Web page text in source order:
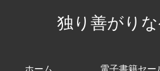
独り善がり
ホーム 電子書籍セー